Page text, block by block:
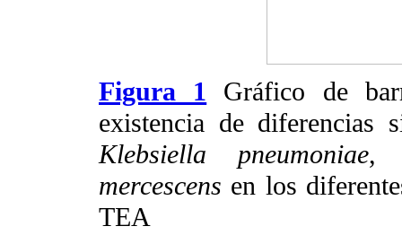
Figura 1
Gráfico de
existencia de diferencias
Klebsiella pneumoniae
mercescens en los
TEA